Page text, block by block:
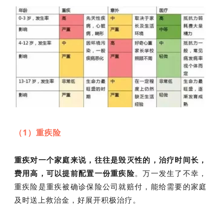
（1）重疾险
重疾对一个家庭来说， 往往是毁灭性的，治疗时间长，
费用高，可以提前配置一份重疾险。万一发生了不幸，
重疾险是重疾被确诊保险公司就赔付，能给需要的家庭
及时送上救治金，好展开积极治疗。